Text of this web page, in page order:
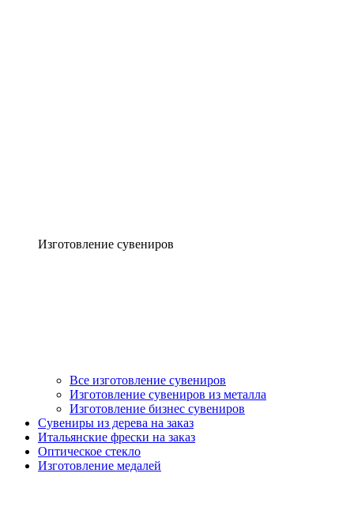
Изготовление сувениров
Все изготовление сувениров
Изготовление сувениров из металла
Изготовление бизнес сувениров
Сувениры из дерева на заказ
Итальянские фрески на заказ
Оптическое стекло
Изготовление медалей